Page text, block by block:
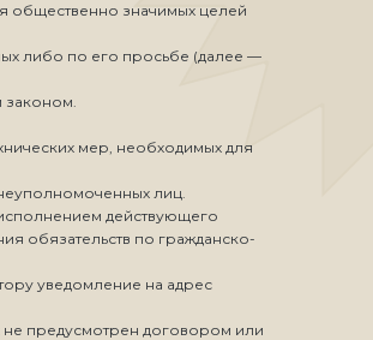
общественно значимых целей
либо по его просьбе (далее —
законом.
мер, необходимых для
лиц.
действующего
обязательств по гражданско-
уведомление на адрес
предусмотрен договором или